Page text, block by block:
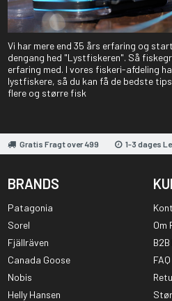
Vi har mere end 35 års erfaring og
dengang hed "Lystfiskeren". Så
erfaring med. I vores fiskeri-afdeling
lystfiskere, så du kan få de bedste
flere og større fisk
Gratis Fragt over 499 1-3 dages
BRANDS
Patagonia
Sorel
Fjällräven
Canada Goose
Nobis
Helly Hansen
Om
FAQ